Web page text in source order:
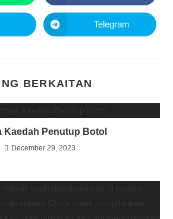
Telegram
BERKAITAN
Kaedah Penutup Botol
December 29, 2023